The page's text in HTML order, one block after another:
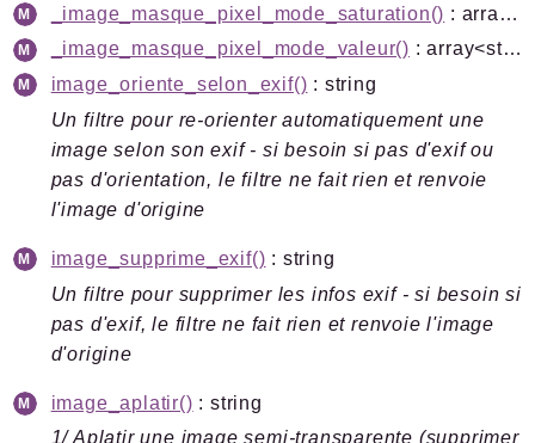
_image_masque_pixel_mode_saturation()
: array<string|int, mixed>
_image_masque_pixel_mode_valeur()
: array<string|int, mixed>
image_oriente_selon_exif() : string
Un filtre pour re-orienter automatiquement une
image selon son exif - si besoin si pas d'exif ou
pas d'orientation, le filtre ne fait rien et renvoie
l'image d'origine
image_supprime_exif() : string
Un filtre pour supprimer les infos exif - si besoin si
pas d'exif, le filtre ne fait rien et renvoie l'image
d'origine
image_aplatir() : string
1/ Aplatir une image semi-transparente (supprimer